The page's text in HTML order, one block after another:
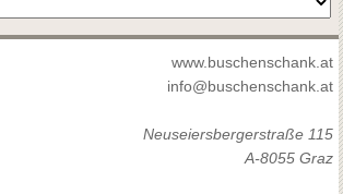
www.buschenschank.at
info@buschenschank.at
Neuseiersbergerstraße 115
A-8055 Graz